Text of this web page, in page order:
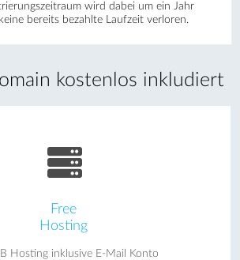
kostenlos inkludiert
Free
Hosting
Hosting inklusive E-Mail Konto
wird dabei um ein Jahr
bereits bezahlte Laufzeit verloren.